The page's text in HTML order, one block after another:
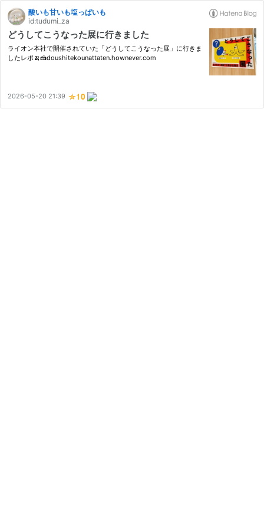
酸いも甘いも塩っぱいも
id:tudumi_za
どうしてこうなった展に行きました
ライオン本社で開催されていた「どうしてこうなった展」に行きま
したレポ🍌🍰doushitekounattaten.hownever.com
2026-05-20 21:39